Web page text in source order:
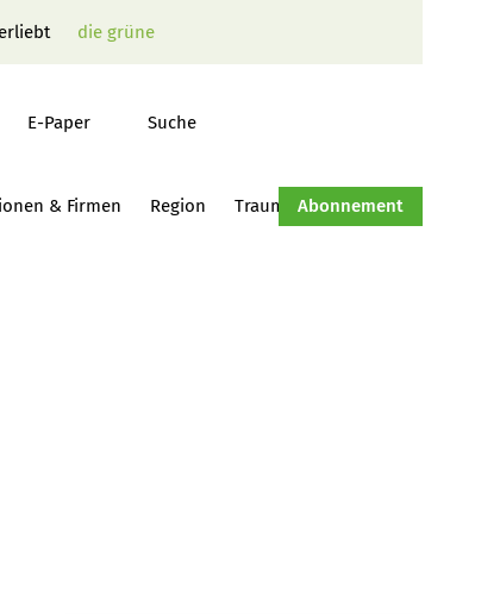
die grüne
E-Paper Suche
& Firmen Region Traumtraktor Hof-Management
Abonnement